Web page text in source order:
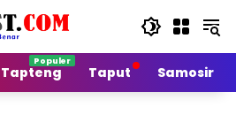
Tapteng Taput Samosir